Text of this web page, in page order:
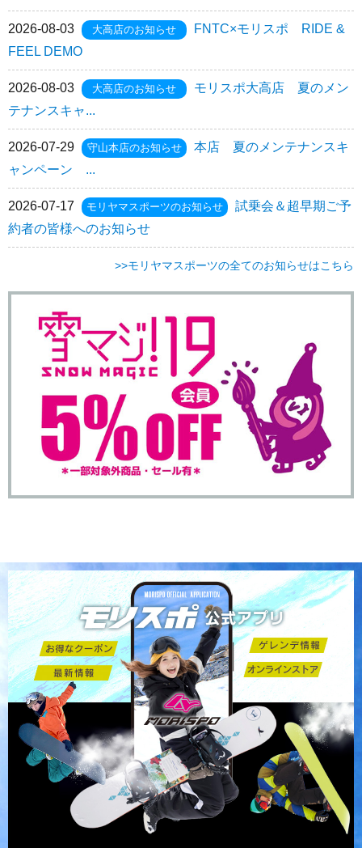
2026-08-03 大高店のお知らせ
FNTC×モリスポ RIDE &
FEEL DEMO
2026-08-03 大高店のお知らせ
モリスポ大高店 夏のメン
テナンスキャ...
2026-07-29 守山本店のお知らせ
本店 夏のメンテナンスキ
ャンペーン ...
2026-07-17 モリヤマスポーツのお知らせ
試乗会＆超早期ご予
約者の皆様へのお知らせ
>>モリヤマスポーツの全てのお知らせはこちら